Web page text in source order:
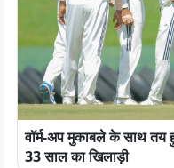
वॉर्म-अप मुकाबले के साथ तय
33 साल का खिलाड़ी